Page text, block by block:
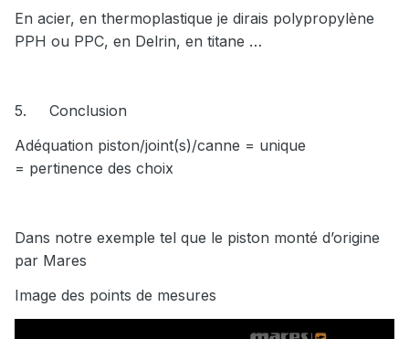
En acier, en thermoplastique je dirais polypropylène
PPH ou PPC, en Delrin, en titane …
5.
Conclusion
Adéquation piston/joint(s)/canne = unique
= pertinence des choix
Dans notre exemple tel que le piston monté d’origine
par Mares
Image des points de mesures